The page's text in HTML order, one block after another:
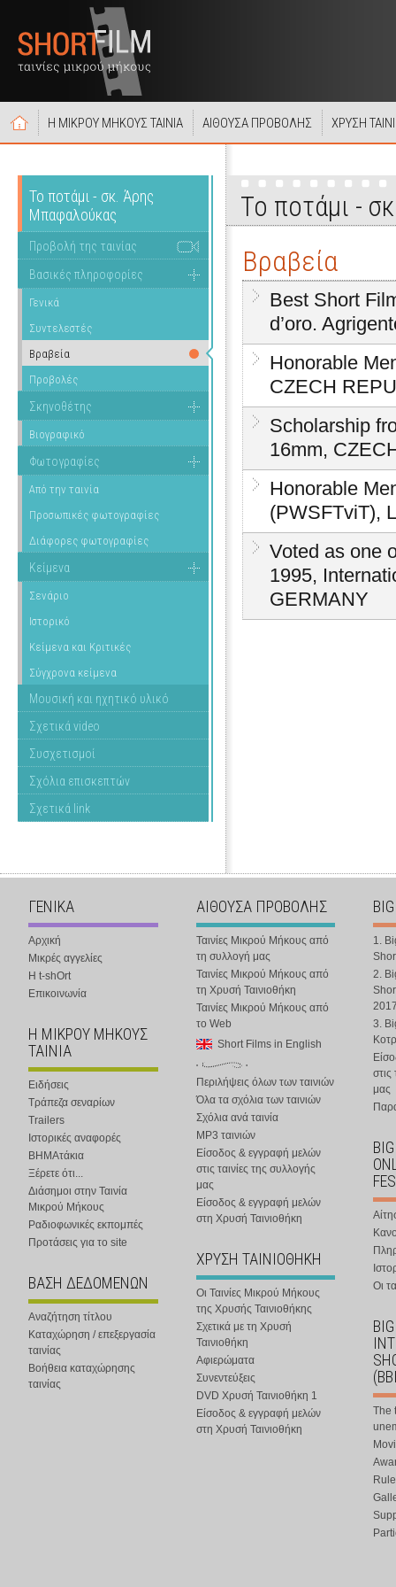
Η ΜΙΚΡΟΥ ΜΗΚΟΥΣ ΤΑΙΝΙΑ ΑΙΘΟΥΣΑ ΠΡΟΒΟΛΗΣ ΧΡΥΣΗ
Το ποτάμι - σκ. Άρης
Μπαφαλούκας
Προβολή της ταινίας
Βασικές πληροφορίες
Γενικά
Συντελεστές
Βραβεία
Προβολές
Σκηνοθέτης
Βιογραφικό
Φωτογραφίες
Από την ταινία
Προσωπικές φωτογραφίες
Διάφορες φωτογραφίες
Κείμενα
Σενάριο
Ιστορικό
Κείμενα και Κριτικές
Σύγχρονα κείμενα
Μουσική και ηχητικό υλικό
Σχετικά video
Συσχετισμοί
Σχόλια επισκεπτών
Σχετικά link
Το ποτάμι -
Βραβεία
Best Short
d’oro.
Honorable
CZECH
Scholarship
16mm,
Honorable
(PWSFTviT),
Voted as one
1995,
GERMANY
ΓΕΝΙΚΑ
Αρχική
Μικρές αγγελίες
Η t-shOrt
Επικοινωνία
Η ΜΙΚΡΟΥ ΜΗΚΟΥΣ
ΤΑΙΝΙΑ
Ειδήσεις
Τράπεζα σεναρίων
Trailers
Ιστορικές αναφορές
ΒΗΜΑτάκια
Ξέρετε ότι...
Διάσημοι στην Ταινία
Μικρού Μήκους
Ραδιοφωνικές εκπομπές
Προτάσεις για το site
ΒΑΣΗ ΔΕΔΟΜΕΝΩΝ
Αναζήτηση τίτλου
Καταχώρηση / επεξεργασία
ταινίας
Βοήθεια καταχώρησης
ταινίας
ΑΙΘΟΥΣΑ ΠΡΟΒΟΛΗΣ
Ταινίες Μικρού Μήκους από
τη συλλογή μας
Ταινίες Μικρού Μήκους από
τη Χρυσή Ταινιοθήκη
Ταινίες Μικρού Μήκους από
το Web
Short Films in English
Περιλήψεις όλων των ταινιών
Όλα τα σχόλια των ταινιών
Σχόλια ανά ταινία
MP3 ταινιών
Είσοδος & εγγραφή μελών
στις ταινίες της συλλογής
μας
Είσοδος & εγγραφή μελών
στη Χρυσή Ταινιοθήκη
ΧΡΥΣΗ ΤΑΙΝΙΟΘΗΚΗ
Οι Ταινίες Μικρού Μήκους
της Χρυσής Ταινιοθήκης
Σχετικά με τη Χρυσή
Ταινιοθήκη
Αφιερώματα
Συνεντεύξεις
DVD Χρυσή Ταινιοθήκη 1
Είσοδος & εγγραφή μελών
στη Χρυσή Ταινιοθήκη
1.
2.
3.
στις
μας
Οι
The